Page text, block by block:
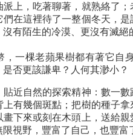
派上，吃著聊著，就熟絡了
在這裡待了一整個冬天，
有陌生的冷漠、更沒有滅
，一棵老蘋果樹都有著它自
否更該謙卑？人何其渺小？
貼近自然的探索精神：數一
上有幾個斑點；把樹的種子
畫下來或刻在木頭上，送給
視野，豐富了自己，也豐富